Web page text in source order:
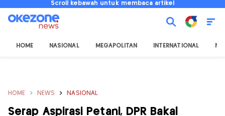
Scroll kebawah untuk membaca artikel
HOME NASIONAL MEGAPOLITAN INTERNATIONAL
HOME NEWS NASIONAL
Serap Aspirasi Petani, DPR Bakal